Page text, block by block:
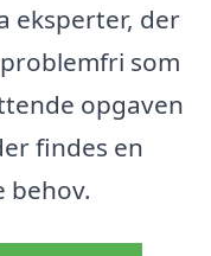
eksperter, der
som
opgaven
findes en
behov.